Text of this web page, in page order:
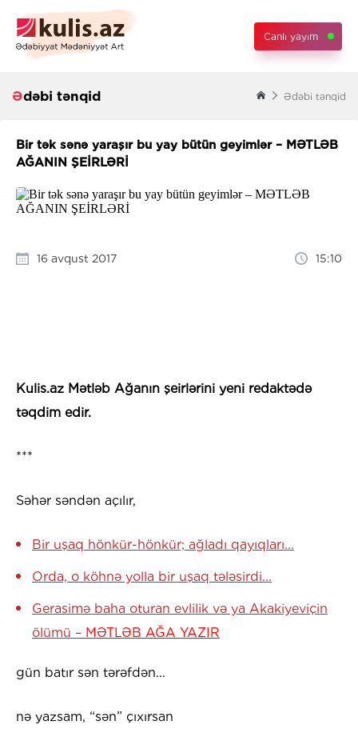
Canlı yayım
Ədəbi tənqid Ədəbi tənqid
Bir tək sənə yaraşır bu yay bütün geyimlər – MƏTLƏB
AĞANIN ŞEİRLƏRİ
16 avqust 2017 15:10
Kulis.az Mətləb Ağanın şeirlərini yeni redaktədə
təqdim edir.
***
Səhər səndən açılır,
Bir uşaq hönkür-hönkür; ağladı qayıqları...
Orda, o köhnə yolla bir uşaq tələsirdi...
Gerasimə baha oturan evlilik və ya Akakiyeviçin
ölümü – MƏTLƏB AĞA YAZIR
gün batır sən tərəfdən...
nə yazsam, “sən” çıxırsan